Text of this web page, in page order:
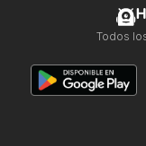
Todos